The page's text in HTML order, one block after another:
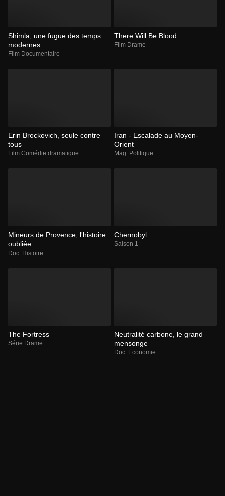
Shimla, une fugue des temps
modernes
Film Documentaire
There Will Be Blood
Film Drame
Erin Brockovich, seule contre
tous
Film Comédie dramatique
Iran - Escalade au Moyen-
Orient
Mag. Politique
Mineurs de Provence, l'histoire
oubliée
Doc. Histoire
Chernobyl
Saison 1
The Fortress
Série Drame
Neutralité carbone, le grand
mensonge
Doc. Economie